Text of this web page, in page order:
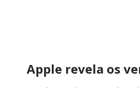
Apple revela os